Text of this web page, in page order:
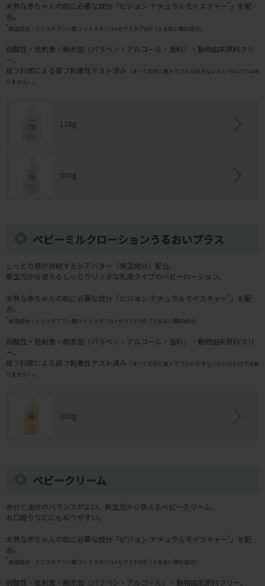
未熟な赤ちゃんの肌に必要な成分「ピジョン ナチュラルモイスチャー * 」を配
合。
*保湿成分：イソステアリン酸フィトステリル+セラミドアNP（うるおい類似成分）
弱酸性・低刺激・無添加（パラベン・アルコール・香料）・動物由来原料フリ
ー。
皮フ科医による皮フ刺激性テスト済み （すべての方に肌トラブルがおきないというわけではあ
りません） 。
120g
300g
ベビーミルクローションうるおいプラス
しっとり感が持続するシアバター（保湿成分）配合。
新生児から使えるしっとりリッチな乳液タイプのベビーローション。
未熟な赤ちゃんの肌に必要な成分「ピジョン ナチュラルモイスチャー * 」を配
合。
*保湿成分：イソステアリン酸フィトステリル+セラミドNP（うるおい類似成分）
弱酸性・低刺激・無添加（パラベン・アルコール・香料）・動物由来原料フリ
ー。
皮フ科医による皮フ刺激性テスト済み （すべての方に肌トラブルがおきないというわけではあ
りません） 。
300g
ベビークリーム
水分と油分のバランスがよい、新生児から使えるベビークリーム。
お口周りなどにもぬりやすい。
未熟な赤ちゃんの肌に必要な成分「ピジョン ナチュラルモイスチャー * 」を配
合。
*保湿成分：イソステアリン酸フィトステリル+セラミドNP（うるおい類似成分）
弱酸性・低刺激・無添加（パラベン・アルコール）・動物由来原料フリー。